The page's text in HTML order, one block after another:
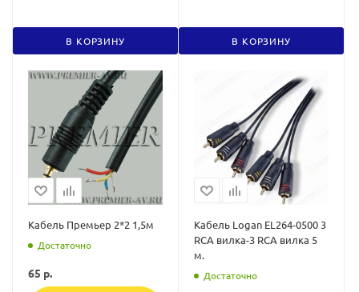
В КОРЗИНУ В КОРЗИНУ
Кабель Премьер 2*2 1,5м
Достаточно
65 р.
Кабель Logan EL264-0500 3
RCA вилка-3 RCA вилка 5
м.
Достаточно